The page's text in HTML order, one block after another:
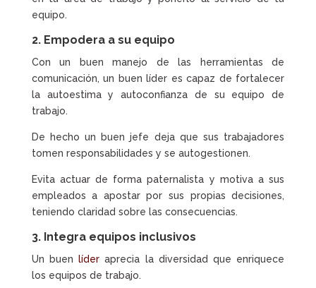
equipo.
2. Empodera a su equipo
Con un buen manejo de las herramientas de
comunicación, un buen líder es capaz de fortalecer
la autoestima y autoconfianza de su equipo de
trabajo.
De hecho un buen jefe deja que sus trabajadores
tomen responsabilidades y se autogestionen.
Evita actuar de forma paternalista y motiva a sus
empleados a apostar por sus propias decisiones,
teniendo claridad sobre las consecuencias.
3. Integra equipos inclusivos
Un buen líder aprecia la diversidad que enriquece
los equipos de trabajo.